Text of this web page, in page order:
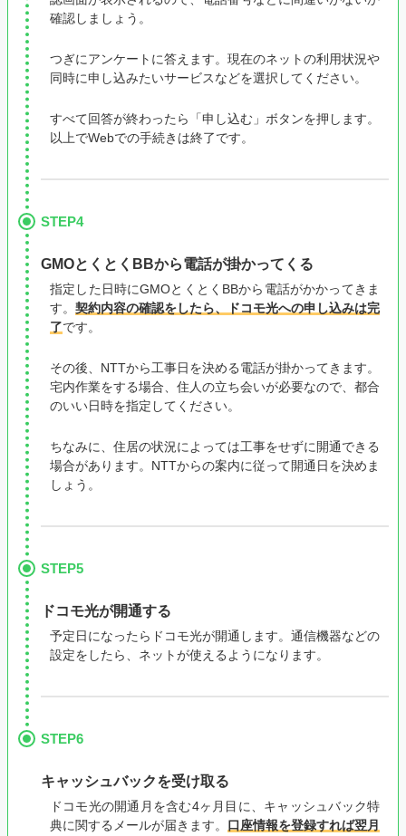
確認しましょう。
つぎにアンケートに答えます。現在のネットの利用状況や
同時に申し込みたいサービスなどを選択してください。
すべて回答が終わったら「申し込む」ボタンを押します。
以上でWebでの手続きは終了です。
STEP4
GMOとくとくBBから電話が掛かってくる
指定した日時にGMOとくとくBBから電話がかかってきま
す。 契約内容の確認をしたら、ドコモ光への申し込みは完
了です。
その後、NTTから工事日を決める電話が掛かってきます。
宅内作業をする場合、住人の立ち会いが必要なので、都合
のいい日時を指定してください。
ちなみに、住居の状況によっては工事をせずに開通できる
場合があります。NTTからの案内に従って開通日を決めま
しょう。
STEP5
ドコモ光が開通する
予定日になったらドコモ光が開通します。通信機器などの
設定をしたら、ネットが使えるようになります。
STEP6
キャッシュバックを受け取る
ドコモ光の開通月を含む4ヶ月目に、キャッシュバック特
典に関するメールが届きます。 口座情報を登録すれば翌月